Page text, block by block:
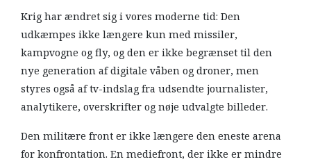
Krig har ændret sig i vores moderne tid: Den
udkæmpes ikke længere kun med missiler,
kampvogne og fly, og den er ikke begrænset til den
nye generation af digitale våben og droner, men
styres også af tv-indslag fra udsendte journalister,
analytikere, overskrifter og nøje udvalgte billeder.
Den militære front er ikke længere den eneste arena
for konfrontation. En mediefront, der ikke er mindre